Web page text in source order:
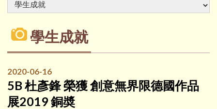
學生成就
2020-06-16
5B 杜彥鋒 榮獲 創意無界限德國作品
展2019 銅奬